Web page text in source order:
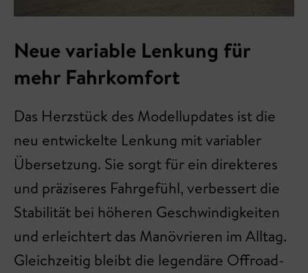
Neue variable Lenkung für
mehr Fahrkomfort
Das Herzstück des Modellupdates ist die
neu entwickelte Lenkung mit variabler
Übersetzung. Sie sorgt für ein direkteres
und präziseres Fahrgefühl, verbessert die
Stabilität bei höheren Geschwindigkeiten
und erleichtert das Manövrieren im Alltag.
Gleichzeitig bleibt die legendäre Offroad-